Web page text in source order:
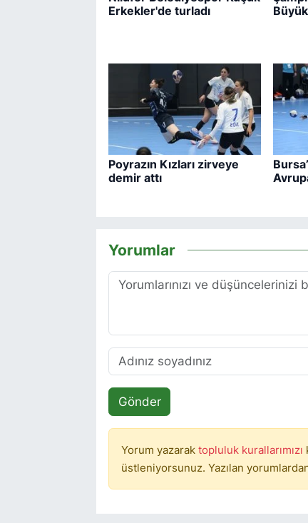
Erkekler'de turladı
Poyrazın Kızları zirveye
demir attı
Yorumlar
Gönder
Yorum yazarak topluluk kurallarımızı
üstleniyorsunuz. Yazılan